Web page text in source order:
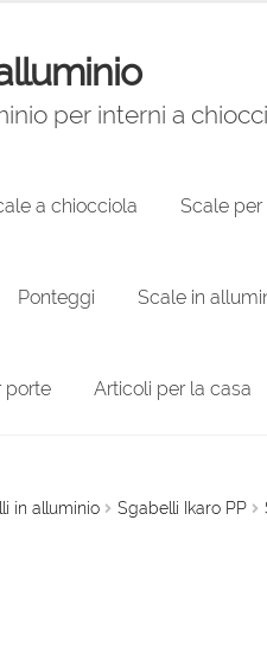
per interni a
a chiocciola Scale per
Ponteggi Scale in
porte Articoli per la casa
in alluminio Sgabelli Ikaro PP
1.627,00 €.